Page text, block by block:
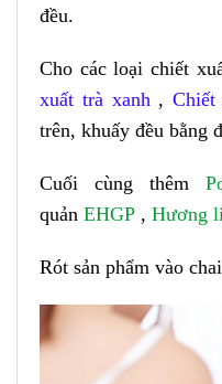
đều.
Cho các loại chiết
xuất trà xanh,Chiết
trên, khuấy đều bằng
Cuối cùng thêm
quản EHGP , Hương
Rót sản phẩm vào